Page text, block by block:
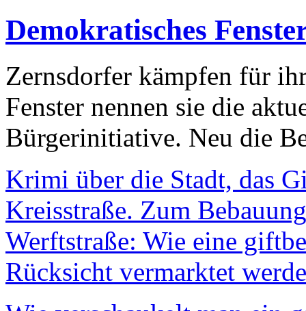
Demokratisches
Zernsdorfer kämpfen für
Fenster nennen sie die
Bürgerinitiative. Neu die
Krimi über die Stadt, das
Kreisstraße. Zum
Werftstraße: Wie eine
Rücksicht vermarktet